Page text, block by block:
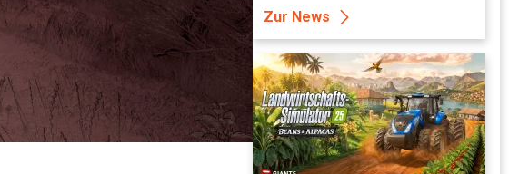
erhältlich
Zur News